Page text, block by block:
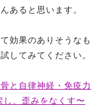
あると思います。
効果のありそうなも
してみてください。
と自律神経・免疫力
、歪みをなくす〜